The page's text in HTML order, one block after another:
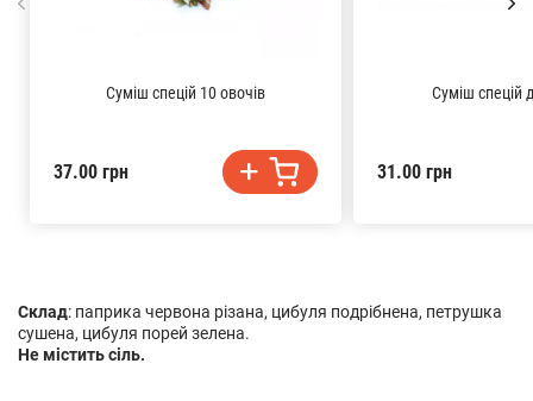
Склад: паприка червона різана, цибуля подрібнена, петрушка
сушена, цибуля порей зелена.
Не містить сіль.
Суміш спецій 10 овочів
37.00 грн
Суміш спецій
31.00 грн